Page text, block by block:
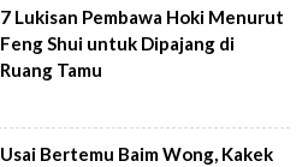
7 Lukisan Pembawa Hoki Menurut
Feng Shui untuk Dipajang di
Ruang Tamu
Usai Bertemu Baim Wong, Kakek